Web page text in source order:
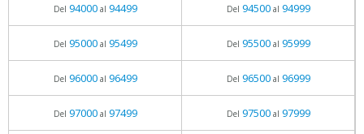
Del 94000al 94499 Del 94500al 94999
Del 95000al 95499 Del 95500al 95999
Del 96000al 96499 Del 96500al 96999
Del 97000al 97499 Del 97500al 97999